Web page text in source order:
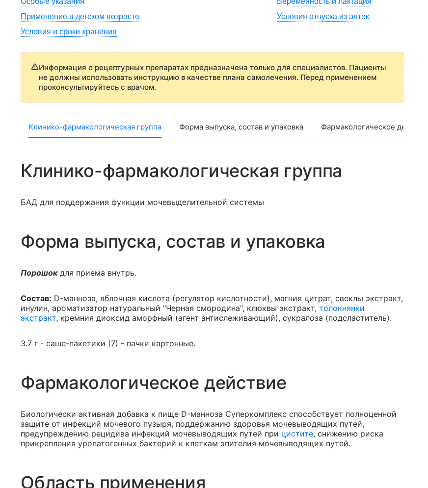
Применение в детском возрасте
Условия отпуска из аптек
Условия и сроки хранения
Информация о рецептурных препаратах предназначена только для специалистов. Пациенты
не должны использовать инструкцию в качестве плана самолечения. Перед применением
проконсультируйтесь с врачом.
Клинико-фармакологическая группа Форма выпуска, состав и упаковка Фармакологическое действие
Клинико-фармакологическая группа
БАД для поддержания функции мочевыделительной системы
Форма выпуска, состав и упаковка
Порошокдля приема внутрь.
Состав: D-манноза, яблочная кислота (регулятор кислотности), магния цитрат, свеклы экстракт,
инулин, ароматизатор натуральный "Черная смородина", клюквы экстракт, толокнянки
экстракт, кремния диоксид аморфный (агент антислеживающий), сукралоза (подсластитель).
3.7 г - саше-пакетики (7) - пачки картонные.
Фармакологическое действие
Биологически активная добавка к пище D-манноза Суперкомплекс способствует полноценной
защите от инфекций мочевого пузыря, поддержанию здоровья мочевыводящих путей,
предупреждению рецидива инфекций мочевыводящих путей при цистите, снижению риска
прикрепления уропатогенных бактерий к клеткам эпителия мочевыводящих путей.
Область применения